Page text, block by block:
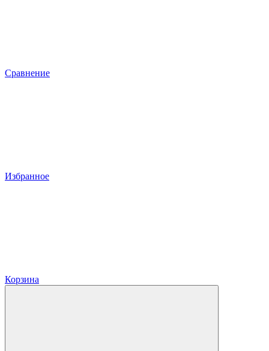
Сравнение
Избранное
Корзина